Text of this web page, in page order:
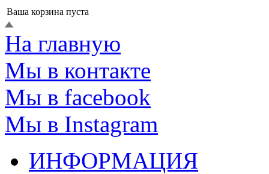
Ваша корзина пуста
На главную
Мы в контакте
Мы в facebook
Мы в Instagram
ИНФОРМАЦИЯ